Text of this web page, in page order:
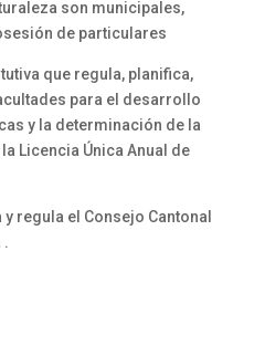
son municipales,
de particulares
que regula, planifica,
para el desarrollo
y la determinación de la
Licencia Única Anual de
regula el Consejo Cantonal